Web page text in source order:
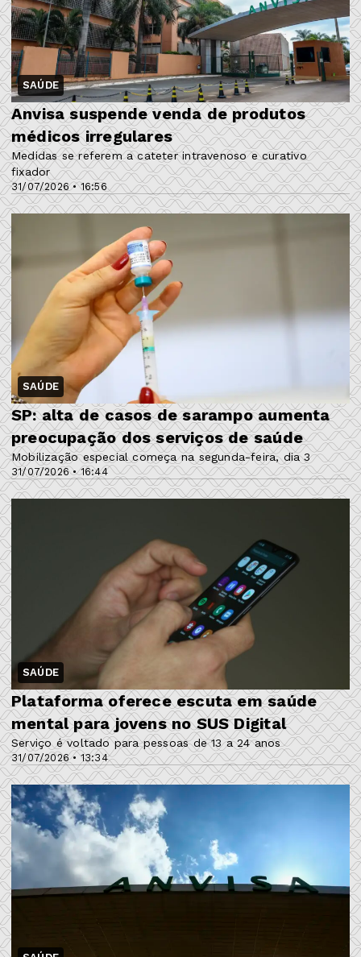
SAÚDE
31/07/2026 • 16:56
Anvisa suspende venda de produtos
médicos irregulares
Medidas se referem a cateter intravenoso e curativo
fixador
SAÚDE
31/07/2026 • 16:44
SP: alta de casos de sarampo aumenta
preocupação dos serviços de saúde
Mobilização especial começa na segunda-feira, dia 3
SAÚDE
31/07/2026 • 13:34
Plataforma oferece escuta em saúde
mental para jovens no SUS Digital
Serviço é voltado para pessoas de 13 a 24 anos